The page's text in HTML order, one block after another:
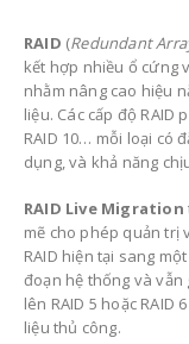
RAID (Redundant
kết hợp nhiều ổ cứng
nhằm nâng cao hiệu
liệu. Các cấp độ RAID
RAID 10… mỗi loại có
dụng, và khả năng
RAID Live Migration
mẽ cho phép quản trị
RAID hiện tại sang
đoạn hệ thống và vẫn
lên RAID 5 hoặc
liệu thủ công.